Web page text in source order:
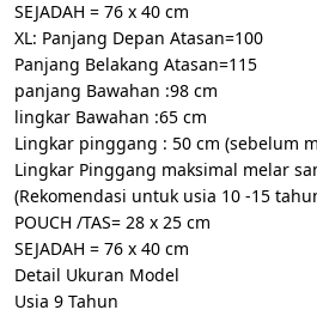
SEJADAH = 76 x 40 cm
XL: Panjang Depan Atasan=100
Panjang Belakang Atasan=115
panjang Bawahan :98 cm
lingkar Bawahan :65 cm
Lingkar pinggang : 50 cm (sebelum
Lingkar Pinggang maksimal melar
(Rekomendasi untuk usia 10 -15
POUCH /TAS= 28 x 25 cm
SEJADAH = 76 x 40 cm
Detail Ukuran Model
Usia 9 Tahun